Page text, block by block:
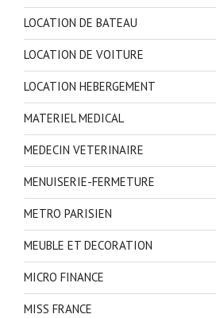
LOCATION DE BATEAU
LOCATION DE VOITURE
LOCATION HEBERGEMENT
MATERIEL MEDICAL
MEDECIN VETERINAIRE
MENUISERIE-FERMETURE
METRO PARISIEN
MEUBLE ET DECORATION
MICRO FINANCE
MISS FRANCE